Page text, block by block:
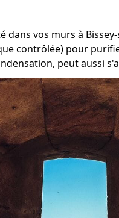
vos murs à
contrôlée) pour
peut aussi